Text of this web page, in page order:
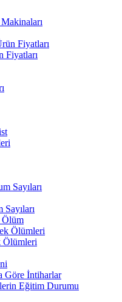
Fiyatları
Fiyatları
Sayıları
Ölüm
Ölümleri
Ölümleri
Göre İntiharlar
Eğitim Durumu